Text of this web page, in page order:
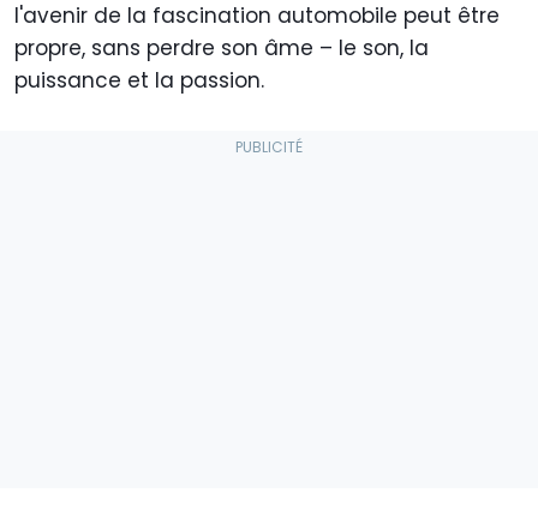
l'avenir de la fascination automobile peut être
propre, sans perdre son âme – le son, la
puissance et la passion.